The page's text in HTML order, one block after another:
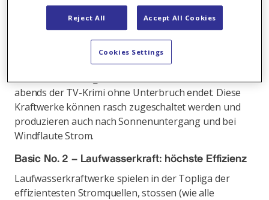
wichtige Grundabdeckung sicher.
Spitzenenergie ist die Strommenge, die über den
Grundbedarf hinaus produziert wird. Flexible
Speicher- und Pumpspeicherwerke stellen sicher, dass
abends der TV-Krimi ohne Unterbruch endet. Diese
Kraftwerke können rasch zugeschaltet werden und
produzieren auch nach Sonnenuntergang und bei
Windflaute Strom.
Basic No. 2 – Laufwasserkraft: höchste Effizienz
Laufwasserkraftwerke spielen in der Topliga der
effizientesten Stromquellen, stossen (wie alle
Reject All Accept All Cookies
Cookies Settings